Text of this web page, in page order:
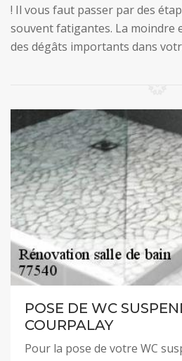
! Il vous faut passer par des
souvent fatigantes. La
des dégâts importants dans
POSE DE WC
COURPALAY
Pour la pose de votre WC